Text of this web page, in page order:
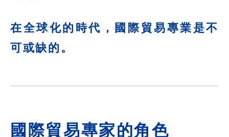
在全球化的時代，國際貿易專業是不
可或缺的。
國際貿易專家的角色